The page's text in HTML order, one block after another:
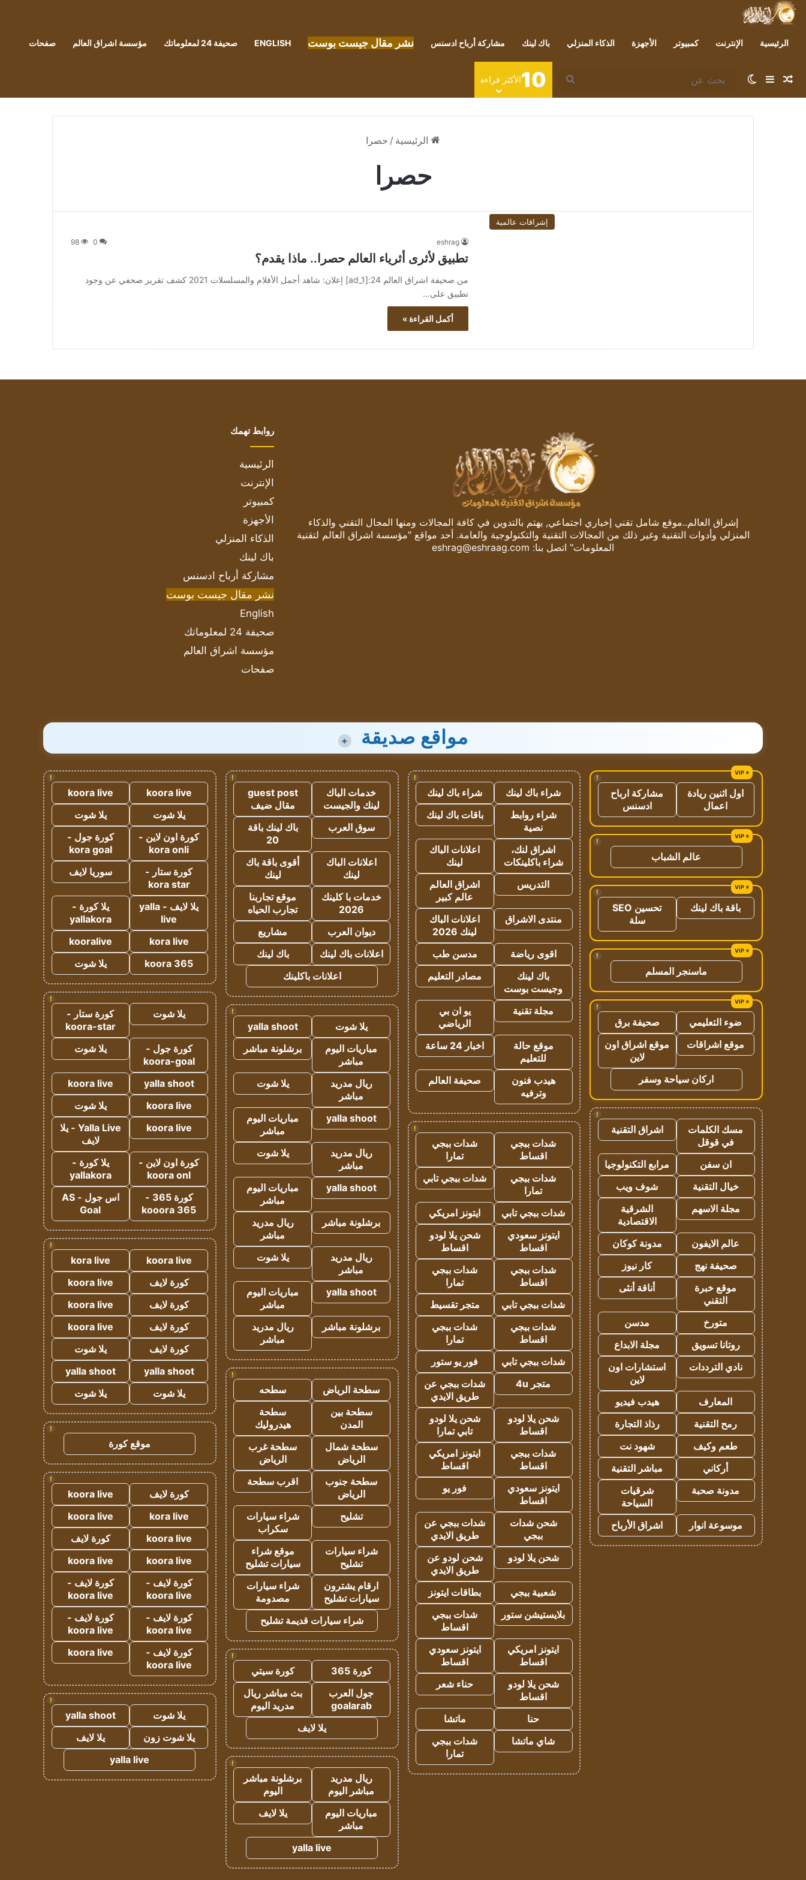
الرئيسية الإنترنت كمبيوتر الأجهزة الذكاء المنزلي باك لينك مشاركة أرباح ادسنس نشر مقال جيست بوست ENGLISH صحيفة 24 لمعلوماتك مؤسسة اشراق العالم صفحات
مقال عشوائي
إضافة عمود جانبي
الوضع المظلم
بحث
عن
10الأكثر قراءة
الرئيسية / حصرا
حصرا
إشراقات عالمية
eshrag
0
98
تطبيق لأثرى أثرياء العالم حصرا.. ماذا يقدم؟
من صحيفة اشراق العالم 24:[ad_1] إعلان: شاهد أجمل الأفلام والمسلسلات 2021 كشف تقرير صحفي عن وجود
تطبيق على…
أكمل القراءة »
إشراق العالم..موقع شامل تقني إخباري اجتماعي, يهتم بالتدوين في كافة المجالات ومنها المجال التقني والذكاء
المنزلي وأدوات التقنية وغير ذلك من المجالات التقنية والتكنولوجية والعامة. أحد مواقع "مؤسسة اشراق العالم لتقنية
المعلومات" اتصل بنا: eshrag@eshraag.com
روابط تهمك
الرئيسية
الإنترنت
كمبيوتر
الأجهزة
الذكاء المنزلي
باك لينك
مشاركة أرباح ادسنس
نشر مقال جيست بوست
English
صحيفة 24 لمعلوماتك
مؤسسة اشراق العالم
صفحات
مواقع صديقة +
!
اول اثنين ريادة
اعمال
مشاركة ارباح
ادسنس
!
عالم الشباب
!
باقة باك لينك
تحسين SEO
سلة
!
ماسنجر المسلم
!
ضوء التعليمي
صحيفة برق
موقع اشراقات
موقع اشراق اون
لاين
اركان سياحة وسفر
!
مسك الكلمات
في قوقل
اشراق التقنية
ان سفن
مرابع التكنولوجيا
خيال التقنية
شوف ويب
مجلة الاسهم
الشرقية
الاقتصادية
عالم الايفون
مدونة كوكان
صحيفة نهج
كار نيوز
موقع خبرة
التقني
أناقة أنثى
متورخ
مدسن
روتانا تسويق
مجلة الابداع
نادي الترددات
استشارات اون
لاين
المعارف
هيدب فيديو
رمح التقنية
رذاذ التجارة
طعم وكيف
شهود نت
أركاني
مباشر التقنية
مدونة صحبة
شرقيات
السياحة
موسوعة انوار
اشراق الأرباح
!
شراء باك لينك
شراء باك لينك
شراء روابط
نصية
باقات باك لينك
اشراق لنك،
شراء باكلينكات
اعلانات الباك
لينك
التدريس
اشراق العالم
عالم كبير
منتدى الاشراق
اعلانات الباك
لينك 2026
اقوى رياضة
مدسن طب
باك لينك
وجيست بوست
مصادر التعليم
مجلة تقنية
يو ان بي
الرياضي
موقع حالة
للتعليم
اخبار 24 ساعة
هيدب فنون
وترفيه
صحيفة العالم
!
شدات ببجي
اقساط
شدات ببجي
تمارا
شدات ببجي
تمارا
شدات ببجي تابي
شدات ببجي تابي
ايتونز امريكي
ايتونز سعودي
اقساط
شحن يلا لودو
اقساط
شدات ببجي
اقساط
شدات ببجي
تمارا
شدات ببجي تابي
متجر تقسيط
شدات ببجي
اقساط
شدات ببجي
تمارا
شدات ببجي تابي
فور يو ستور
متجر 4u
شدات ببجي عن
طريق الايدي
شحن يلا لودو
اقساط
شحن يلا لودو
تابي تمارا
شدات ببجي
اقساط
ايتونز امريكي
اقساط
ايتونز سعودي
اقساط
فور يو
شحن شدات
ببجي
شدات ببجي عن
طريق الايدي
شحن يلا لودو
شحن لودو عن
طريق الايدي
شعبية ببجي
بطاقات ايتونز
بلايستيشن ستور
شدات ببجي
اقساط
ايتونز امريكي
اقساط
ايتونز سعودي
اقساط
شحن يلا لودو
اقساط
حناء شعر
حنا
ماتشا
شاي ماتشا
شدات ببجي
تمارا
!
خدمات الباك
لينك والجيست
guest post
مقال ضيف
سوق العرب
باك لينك باقة
20
اعلانات الباك
لينك
أقوى باقة باك
لينك
خدمات با كلينك
2026
موقع تجاربنا
تجارب الحياه
ديوان العرب
مشاريع
اعلانات باك لينك
باك لينك
اعلانات باكلينك
!
يلا شوت
yalla shoot
مباريات اليوم
مباشر
برشلونة مباشر
ريال مدريد
مباشر
يلا شوت
yalla shoot
مباريات اليوم
مباشر
ريال مدريد
مباشر
يلا شوت
yalla shoot
مباريات اليوم
مباشر
برشلونة مباشر
ريال مدريد
مباشر
ريال مدريد
مباشر
يلا شوت
yalla shoot
مباريات اليوم
مباشر
برشلونة مباشر
ريال مدريد
مباشر
!
سطحة الرياض
سطحه
سطحة بين
المدن
سطحة
هيدروليك
سطحة شمال
الرياض
سطحة غرب
الرياض
سطحة جنوب
الرياض
اقرب سطحة
تشليح
شراء سيارات
سكراب
شراء سيارات
تشليح
موقع شراء
سيارات تشليح
ارقام يشترون
سيارات تشليح
شراء سيارات
مصدومة
شراء سيارات قديمة تشليح
!
كورة 365
كورة سيتي
جول العرب
goalarab
بث مباشر ريال
مدريد اليوم
يلا لايف
!
ريال مدريد
مباشر اليوم
برشلونة مباشر
اليوم
مباريات اليوم
مباشر
يلا لايف
yalla live
!
koora live
koora live
يلا شوت
يلا شوت
كورة اون لاين -
kora onli
كورة جول -
kora goal
كورة ستار -
kora star
سوريا لايف
يلا لايف - yalla
live
يلا كورة -
yallakora
kora live
kooralive
koora 365
يلا شوت
!
يلا شوت
كورة ستار -
koora-star
كورة جول -
koora-goal
يلا شوت
yalla shoot
koora live
koora live
يلا شوت
koora live
Yalla Live - يلا
لايف
كورة اون لاين -
koora onl
يلا كورة -
yallakora
كورة 365 -
kooora 365
اس جول - AS
Goal
!
koora live
kora live
كورة لايف
koora live
كورة لايف
koora live
كورة لايف
koora live
كورة لايف
يلا شوت
yalla shoot
yalla shoot
يلا شوت
يلا شوت
!
موقع كورة
!
كورة لايف
koora live
kora live
koora live
koora live
كورة لايف
koora live
koora live
كورة لايف -
koora live
كورة لايف -
koora live
كورة لايف -
koora live
كورة لايف -
koora live
كورة لايف -
koora live
koora live
!
يلا شوت
yalla shoot
يلا شوت زون
يلا لايف
yalla live